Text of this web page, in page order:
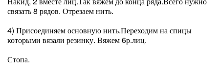
связать 8 рядов. Отрезаем нить.
4) Присоединяем основную нить.Переходим на спицы
которыми вязали резинку. Вяжем 6р.лиц.
Стопа.